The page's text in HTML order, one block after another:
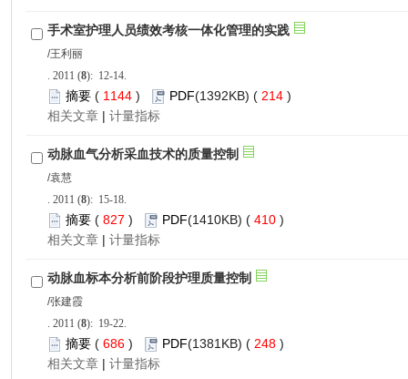
): 12-14.
1144 ) 214 )
|
): 15-18.
827 ) 410 )
|
): 19-22.
686 ) 248 )
|